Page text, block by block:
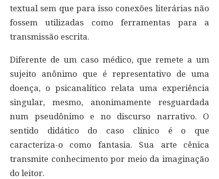
textual sem que para isso conexões literárias não
fossem utilizadas como ferramentas para a
transmissão escrita.
Diferente de um caso médico, que remete a um
sujeito anônimo que é representativo de uma
doença, o psicanalítico relata uma experiência
singular, mesmo, anonimamente resguardada
num pseudônimo e no discurso narrativo. O
sentido didático do caso clínico é o que
caracteriza-o como fantasia. Sua arte cênica
transmite conhecimento por meio da imaginação
do leitor.